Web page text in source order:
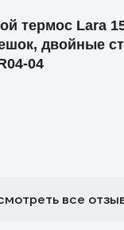
термос Lara
двойные
04
все